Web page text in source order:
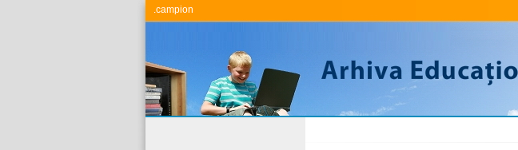
.campion